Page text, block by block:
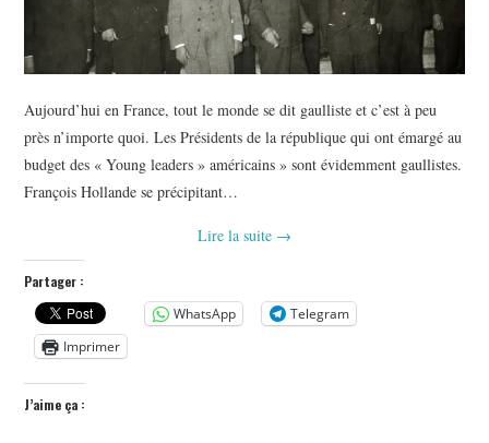
SPORT
Aujourd’hui en France, tout le monde se dit gaulliste et c’est à peu
près n’importe quoi. Les Présidents de la république qui ont émargé au
budget des « Young leaders » américains » sont évidemment gaullistes.
François Hollande se précipitant…
Lire la suite →
Partager :
WhatsApp
Telegram
Imprimer
J’aime ça :